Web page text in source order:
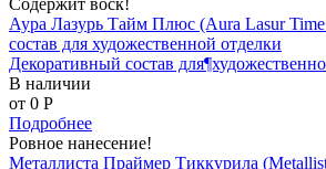
Аура Лазурь Тайм Плюс (Aura Lasur
состав для художественной отделки
Декоративный состав
В наличии
от 0 P
Подробнее
Ровное нанесение!
Металлиста Праймер Тиккурила